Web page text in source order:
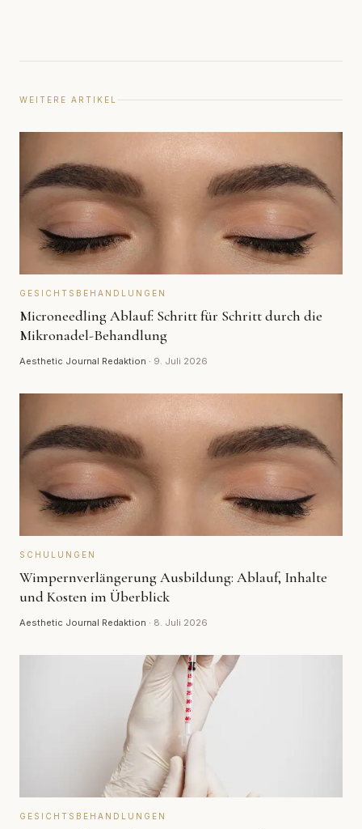
WEITERE ARTIKEL
GESICHTSBEHANDLUNGEN
Microneedling Ablauf: Schritt für Schritt durch die
Mikronadel-Behandlung
Aesthetic Journal Redaktion · 9. Juli 2026
SCHULUNGEN
Wimpernverlängerung Ausbildung: Ablauf, Inhalte
und Kosten im Überblick
Aesthetic Journal Redaktion · 8. Juli 2026
GESICHTSBEHANDLUNGEN